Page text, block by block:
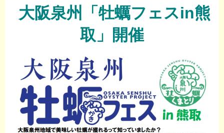
大阪泉州「牡蠣フェスin熊
取」開催